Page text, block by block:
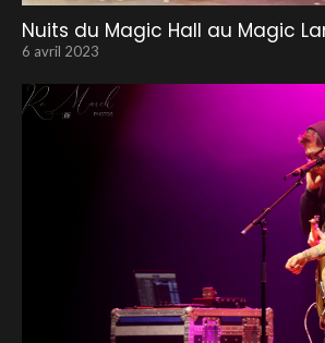
Nuits du Magic Hall au Magic
6 avril 2023